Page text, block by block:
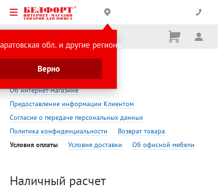
обл. и другие регионы
Верно
Корзина
Ничего
Главная страница Помощь
Условия оплаты товара
Об интернет-магазине
Предоставление информации Клиентом
Согласие о передаче персональных данных
Политика конфиденциальности
Возврат товара
Условия оплаты
Условия доставки Об офисной мебели
Наличный расчет